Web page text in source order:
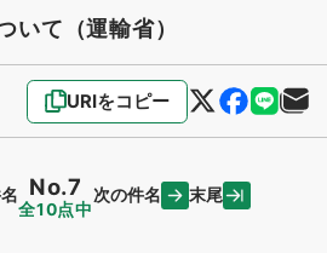
いて（運輸省）
URIをコピー
No.7
全10点中
次の件名 末尾